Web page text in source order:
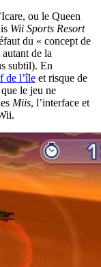
ou le Queen
Wii Sports Resort
du « concept de
de la
subtil). En
de l’île et risque de
le jeu ne
Miis, l’interface et